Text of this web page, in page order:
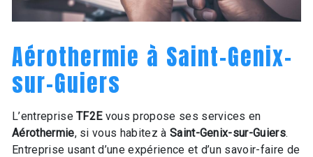
Aérothermie à Saint-Genix-
sur-Guiers
L’entrepriseTF2Evous propose ses services en
Aérothermie, si vous habitez à Saint-Genix-sur-Guiers.
Entreprise usant d’une expérience et d’un savoir-faire de